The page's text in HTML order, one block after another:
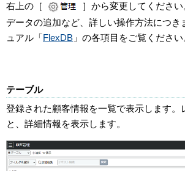
右上の［
］から変更してください
データの追加など、詳しい操作方法につき
ュアル「FlexDB 」の各項目をご覧ください
テーブル
登録された顧客情報を一覧で表示します。
と、詳細情報を表示します。